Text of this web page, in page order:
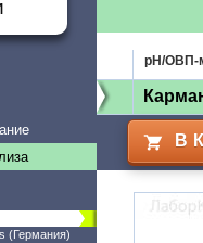
(Германия)
рН/ОВП-
В